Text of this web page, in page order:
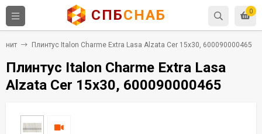
0
СПБСНАБ
Плинтус Italon Charme Extra Lasa Alzata Cer 15x30, 600090000465
Плинтус Italon Charme Extra Lasa
Alzata Cer 15x30, 600090000465